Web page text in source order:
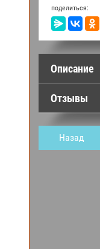
поделиться:
Описание
Отзывы
Назад